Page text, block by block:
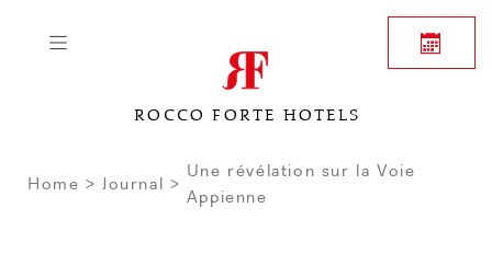
ROCCO FORTE HOTELS
Home Journal
Une révélation sur la Voie
Appienne